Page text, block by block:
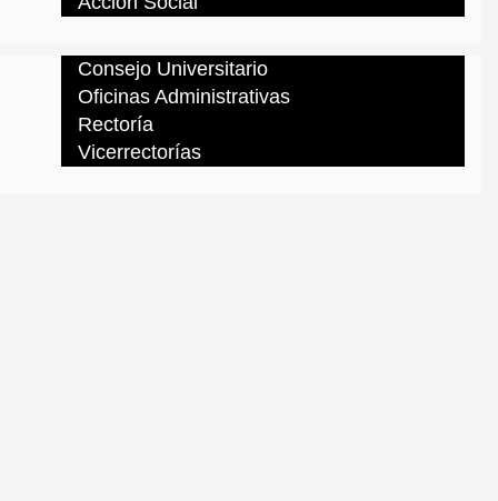
Consejo Universitario
Oficinas Administrativas
Rectoría
Vicerrectorías